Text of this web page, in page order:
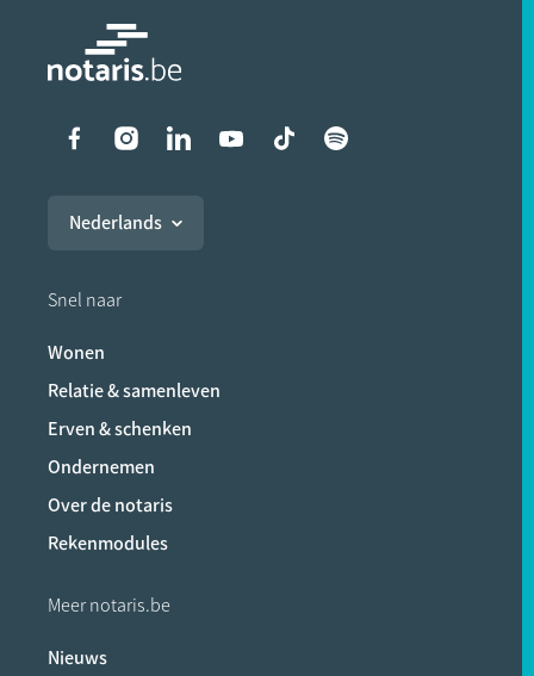
Liens vers les réseaux
Nederlands
Snel naar
Wonen
Relatie & samenleven
Erven & schenken
Ondernemen
Over de notaris
Rekenmodules
Meer notaris.be
Nieuws